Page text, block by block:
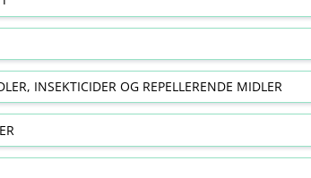
INSEKTICIDER OG REPELLERENDE MIDLER